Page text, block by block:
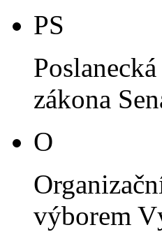
PS
zákona
O
výborem